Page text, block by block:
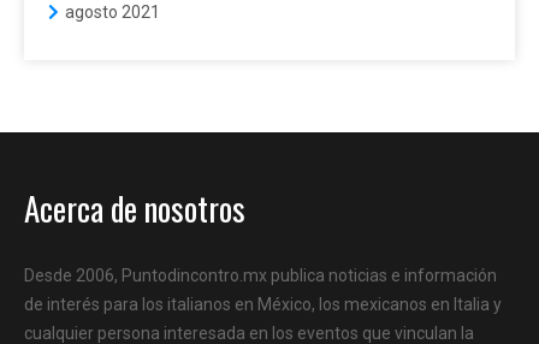
agosto 2021
Acerca de nosotros
Desde 2006, Puntodincontro.mx publica noticias e información
de interés para los italianos en México, los mexicanos en Italia y
cualquier persona interesada en los eventos que vinculan la